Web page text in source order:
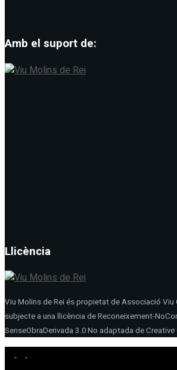
Amb el suport de:
Llicència
Viu Molins de Rei és propietat de Associació
subjecte a una llicència de Reconeixement-
SenseObraDerivada 3.0 No adaptada de